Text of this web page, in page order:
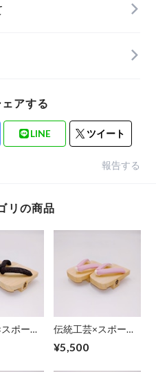
アする
LINE ツイート
報告する
リの商品
ポーツ
麻
伝統工芸×スポーツ
下駄 (足半下駄) ピン
¥5,500